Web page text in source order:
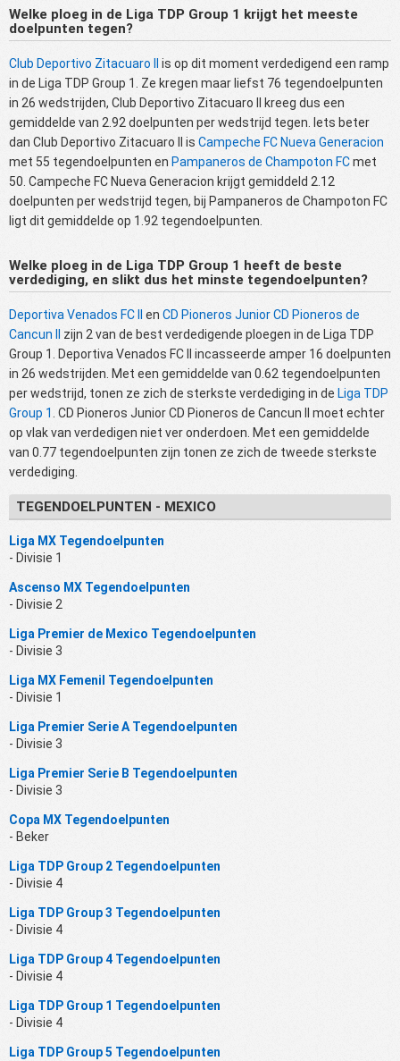
Welke ploeg in de Liga TDP Group 1 krijgt het meeste
doelpunten tegen?
Club Deportivo Zitacuaro II
is op dit moment verdedigend een ramp
in de Liga TDP Group 1. Ze kregen maar liefst 76 tegendoelpunten
in 26 wedstrijden, Club Deportivo Zitacuaro II kreeg dus een
gemiddelde van 2.92 doelpunten per wedstrijd tegen. Iets beter
dan Club Deportivo Zitacuaro II is Campeche FC Nueva Generacion
met 55 tegendoelpunten en Pampaneros de Champoton FCmet
50. Campeche FC Nueva Generacion krijgt gemiddeld 2.12
doelpunten per wedstrijd tegen, bij Pampaneros de Champoton FC
ligt dit gemiddelde op 1.92 tegendoelpunten.
Welke ploeg in de Liga TDP Group 1 heeft de beste
verdediging, en slikt dus het minste tegendoelpunten?
Deportiva Venados FC II en CD Pioneros Junior CD Pioneros de
Cancun II
zijn 2 van de best verdedigende ploegen in de Liga TDP
Group 1. Deportiva Venados FC II incasseerde amper 16 doelpunten
in 26 wedstrijden. Met een gemiddelde van 0.62 tegendoelpunten
per wedstrijd, tonen ze zich de sterkste verdediging in de Liga TDP
Group 1 . CD Pioneros Junior CD Pioneros de Cancun II moet echter
op vlak van verdedigen niet ver onderdoen. Met een gemiddelde
van 0.77 tegendoelpunten zijn tonen ze zich de tweede sterkste
verdediging.
TEGENDOELPUNTEN - MEXICO
Liga MX Tegendoelpunten
- Divisie 1
Ascenso MX Tegendoelpunten
- Divisie 2
Liga Premier de Mexico Tegendoelpunten
- Divisie 3
Liga MX Femenil Tegendoelpunten
- Divisie 1
Liga Premier Serie A Tegendoelpunten
- Divisie 3
Liga Premier Serie B Tegendoelpunten
- Divisie 3
Copa MX Tegendoelpunten
- Beker
Liga TDP Group 2 Tegendoelpunten
- Divisie 4
Liga TDP Group 3 Tegendoelpunten
- Divisie 4
Liga TDP Group 4 Tegendoelpunten
- Divisie 4
Liga TDP Group 1 Tegendoelpunten
- Divisie 4
Liga TDP Group 5 Tegendoelpunten